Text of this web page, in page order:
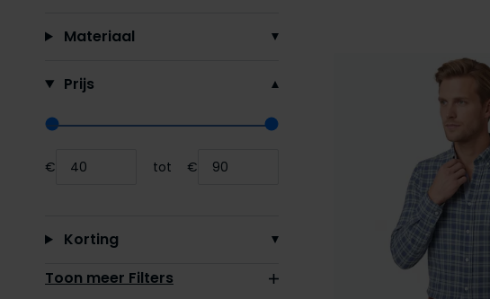
Materiaal
Prijs
Range slider min value
Range slider max value
€ tot €
Korting
Toon meer Filters